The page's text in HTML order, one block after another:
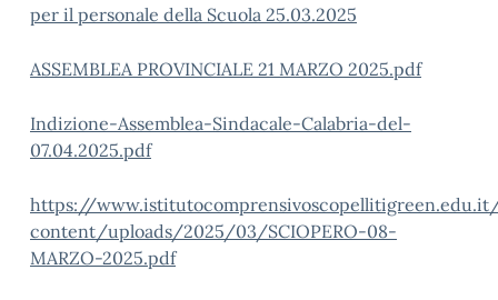
per il personale della Scuola 25.03.2025
ASSEMBLEA PROVINCIALE 21 MARZO 2025.pdf
Indizione-Assemblea-Sindacale-Calabria-del-
07.04.2025.pdf
https://
content/uploads/2025/03/SCIOPERO-08-
MARZO-2025.pdf